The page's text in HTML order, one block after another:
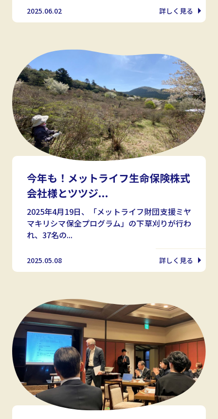
2025.06.02 詳しく見る
今年も！メットライフ生命保険株式
会社様とツツジ...
2025年4月19日、「メットライフ財団支援ミヤ
マキリシマ保全プログラム」の下草刈りが行わ
れ、37名の...
2025.05.08 詳しく見る